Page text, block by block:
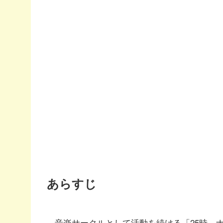
あらすじ